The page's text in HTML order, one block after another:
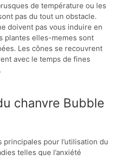
de température ou les
pas du tout un obstacle.
doivent pas vous induire en
plantes elles-memes sont
Les cônes se recouvrent
avec le temps de fines
chanvre Bubble
pour l’utilisation du
telles que l’anxiété